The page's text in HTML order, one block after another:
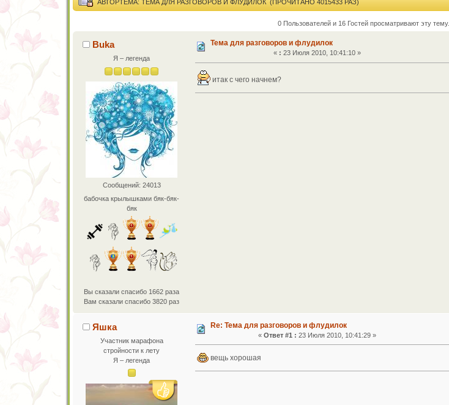
АВТОРТЕМА: ТЕМА ДЛЯ РАЗГОВОРОВ И ФЛУДИЛОК (ПРОЧИТАНО 4015433 РАЗ)
0 Пользователей и 16 Гостей просматривают эту тему.
Buka
Я – легенда
Сообщений: 24013
бабочка крылышками бяк-бяк-
бяк
Вы сказали спасибо 1662 раза
Вам сказали спасибо 3820 раз
Тема для разговоров и флудилок
« : 23 Июля 2010, 10:41:10 »
итак с чего начнем?
Яшка
Участник марафона
стройности к лету
Я – легенда
Re: Тема для разговоров и флудилок
«Ответ #1 : 23 Июля 2010, 10:41:29 »
вещь хорошая